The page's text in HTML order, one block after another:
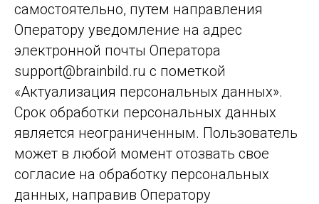
самостоятельно, путем направления
Оператору уведомление на адрес
электронной почты Оператора
support@brainbild.ru с пометкой
«Актуализация персональных данных».
Срок обработки персональных данных
является неограниченным. Пользователь
может в любой момент отозвать свое
согласие на обработку персональных
данных, направив Оператору